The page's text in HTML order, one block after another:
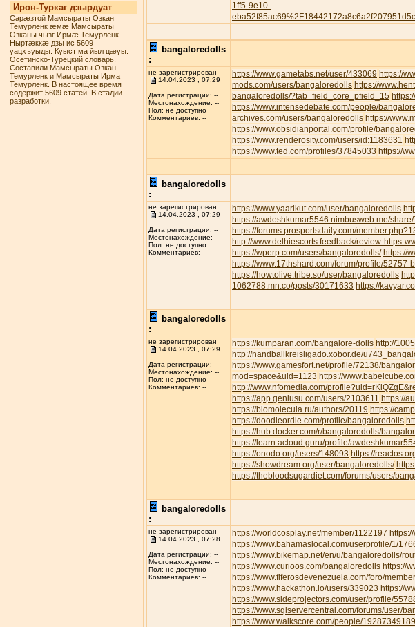
Ирон-Туркаг дзырдуат
Сарæзтой Мамсыраты Озкан
Темурленк æмæ Мамсыраты
Озканы чызг Ирмæ Темурленк.
Ныртæккæ дзы ис 5609
уацхъуыды. Куыст ма йыл цæуы.
Осетинско-Турецкий словарь.
Составили Мамсыраты Озкан
Темурленк и Мамсыраты Ирма
Темурленк. В настоящее время
содержит 5609 статей. В стадии
разработки.
1ff5-9e10-
bangaloredolls
:
не зарегистрирован
14.04.2023 , 07:29
Дата регистрации: --
Местонахождение: --
Пол: не доступно
Комментариев: --
https://www.gametabs.net/user/433069 https://
mods.com/users/bangaloredolls https://
bangaloredolls/?tab=field_core_pfield_15
https://www.intensedebate.com/people/
archives.com/users/bangaloredolls https://
https://www.obsidianportal.com/profile/
https://www.renderosity.com/users/id:1183631
https://www.ted.com/profiles/37845033 https://
bangaloredolls
:
не зарегистрирован
14.04.2023 , 07:29
Дата регистрации: --
Местонахождение: --
Пол: не доступно
Комментариев: --
https://www.yaarikut.com/user/bangaloredolls
https://awdeshkumar5546.nimbusweb.me/
https://forums.prosportsdaily.com/
http://www.delhiescorts.feedback/review-https-
https://wperp.com/users/bangaloredolls/ https://
https://www.17thshard.com/forum/profile/
https://howtolive.tribe.so/user/bangaloredolls
1062788.mn.co/posts/30171633 https://
bangaloredolls
:
не зарегистрирован
14.04.2023 , 07:29
Дата регистрации: --
Местонахождение: --
Пол: не доступно
Комментариев: --
https://kumparan.com/bangalore-dolls http://
http://handballkreisligado.xobor.de/
https://www.gamesfort.net/profile/72138/
mod=space&uid=1123 https://
http://www.nfomedia.com/
https://app.geniusu.com/users/2103611 https://
https://biomolecula.ru/authors/20119 https://
https://doodleordie.com/profile/bangaloredolls
https://hub.docker.com/r/bangaloredolls/
https://learn.acloud.guru/profile/
https://onodo.org/users/148093 https://
https://showdream.org/user/bangaloredolls/
https://thebloodsugardiet.com/forums/users/
bangaloredolls
:
не зарегистрирован
14.04.2023 , 07:28
Дата регистрации: --
Местонахождение: --
Пол: не доступно
Комментариев: --
https://worldcosplay.net/member/1122197
https://www.bahamaslocal.com/userprofile/1/
https://www.bikemap.net/en/u/bangaloredolls/
https://www.curioos.com/bangaloredolls https://
https://www.fiferosdevenezuela.com/foro/
https://www.hackathon.io/users/339023 https://
https://www.sideprojectors.com/user/profile/
https://www.sqlservercentral.com/forums/user/
https://www.walkscore.com/people/